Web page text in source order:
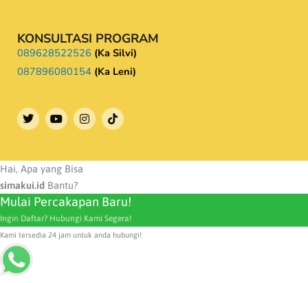
KONSULTASI PROGRAM
089628522526 (Ka Silvi)
087896080154 (Ka Leni)
T
w
e
r
Y
o
b
e
I
n
m
Hai, Apa yang Bisa
simakui.id Bantu?
Mulai Percakapan Baru!
Ingin Daftar? Hubungi Kami Segera!
Kami tersedia 24 jam untuk anda hubungi!